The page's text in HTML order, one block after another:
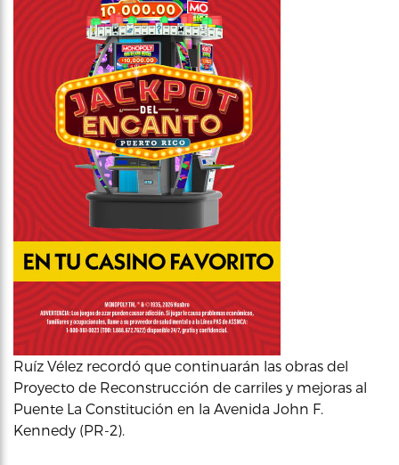
Ruíz Vélez recordó que continuarán las obras del
Proyecto de Reconstrucción de carriles y mejoras al
Puente La Constitución en la Avenida John F.
Kennedy (PR-2).